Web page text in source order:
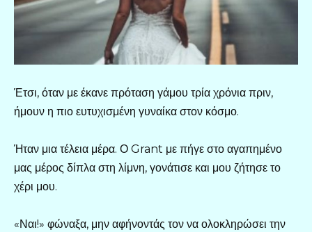
Έτσι, όταν με έκανε πρόταση γάμου τρία χρόνια πριν,
ήμουν η πιο ευτυχισμένη γυναίκα στον κόσμο.
Ήταν μια τέλεια μέρα. Ο Grant με πήγε στο αγαπημένο
μας μέρος δίπλα στη λίμνη, γονάτισε και μου ζήτησε το
χέρι μου.
«Ναι!» φώναξα, μην αφήνοντάς τον να ολοκληρώσει την